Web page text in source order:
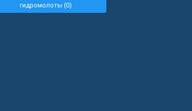
гидромолоты (0)